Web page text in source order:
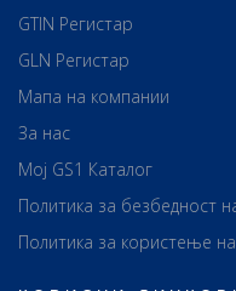
GTIN Регистар
GLN Регистар
Мапа на компании
За нас
Мој GS1 Каталог
Политика за безбедност
Политика за користење